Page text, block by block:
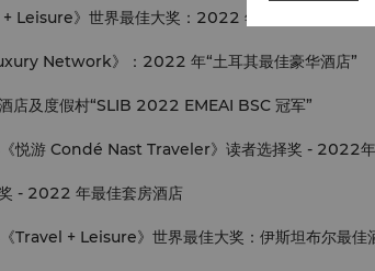
+ Leisure》世界最佳大奖：2022 年“伊斯坦布尔五大
Network》：2022 年“土耳其最佳豪华酒店”
店及度假村“SLIB 2022 EMEAI BSC 冠军”
悦游 Condé Nast Traveler》读者选择奖 - 2022年
- 2022 年最佳套房酒店
Travel + Leisure》世界最佳大奖：伊斯坦布尔最佳